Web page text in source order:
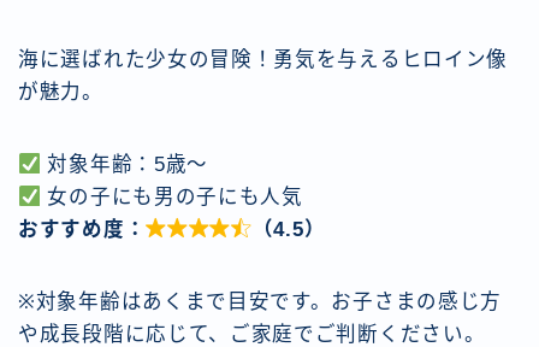
海に選ばれた少女の冒険！勇気を与えるヒロイン像
が魅力。
対象年齢：5歳〜
女の子にも男の子にも人気
おすすめ度： （4.5）
※対象年齢はあくまで目安です。お子さまの感じ方
や成長段階に応じて、ご家庭でご判断ください。